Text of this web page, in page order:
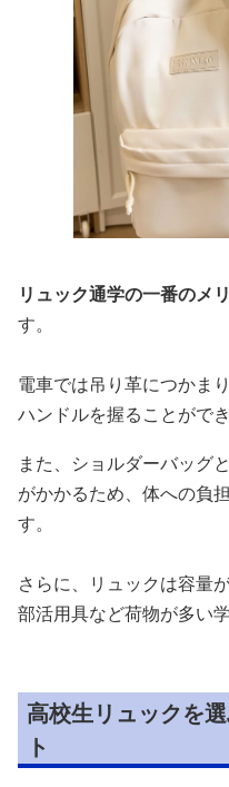
リュック通学の一番のメ
す。
電車では吊り革につかま
ハンドルを握ることができ
また、ショルダーバッグ
がかかるため、体への負
す。
さらに、リュックは容量
部活用具など荷物が多い
高校生リュックを
ト